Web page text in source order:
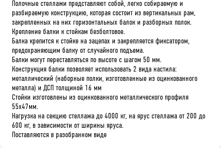
Полочные стеллажи представляют собой, легко собираемую и
разбираемую конструкцию, которая состоит из вертикальных рам,
закрепленных на них горизонтальных балок и разборных полок.
Крепление балки к стойкам безболтовое.
Балка крепится к стойке на зацепах и закрепляется фиксатором,
предохраняющим балку от случайного подъема.
Балки могут переставляться по высоте с шагом 50 мм.
Конструкция балки позволяет использовать 2 вида настила:
металлический (наборные полки, изготовленные из оцинкованного
металла) и ДСП толщиной 16 мм
Стойки изготовлены из оцинкованного металлического профиля
55х47мм.
Нагрузка на секцию стеллажа до 4000 кг, на ярус стеллажа от 200 до
600 кг, в зависимости от ширины яруса.
Поставляются в разобранном виде